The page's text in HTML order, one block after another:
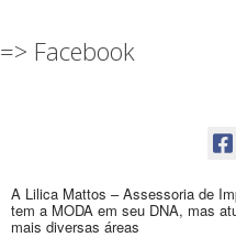
=> Facebook
A Lilica Mattos – Assessoria de
tem a MODA em seu DNA, mas
mais diversas áreas